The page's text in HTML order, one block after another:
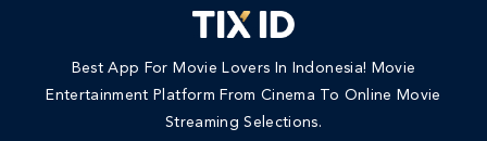
Best App For Movie Lovers In Indonesia! Movie
Entertainment Platform From Cinema To Online Movie
Streaming Selections.